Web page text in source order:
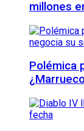
millones
Polémica